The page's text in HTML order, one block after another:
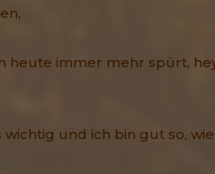
heute immer mehr spürt,
wichtig und ich bin gut so,